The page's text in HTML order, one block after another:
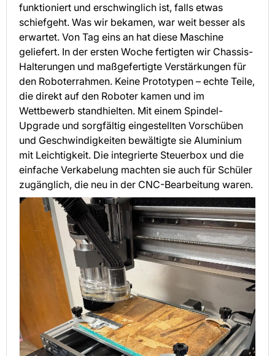
funktioniert und erschwinglich ist, falls etwas
schiefgeht. Was wir bekamen, war weit besser als
erwartet. Von Tag eins an hat diese Maschine
geliefert. In der ersten Woche fertigten wir Chassis-
Halterungen und maßgefertigte Verstärkungen für
den Roboterrahmen. Keine Prototypen – echte Teile,
die direkt auf den Roboter kamen und im
Wettbewerb standhielten. Mit einem Spindel-
Upgrade und sorgfältig eingestellten Vorschüben
und Geschwindigkeiten bewältigte sie Aluminium
mit Leichtigkeit. Die integrierte Steuerbox und die
einfache Verkabelung machten sie auch für Schüler
zugänglich, die neu in der CNC-Bearbeitung waren.